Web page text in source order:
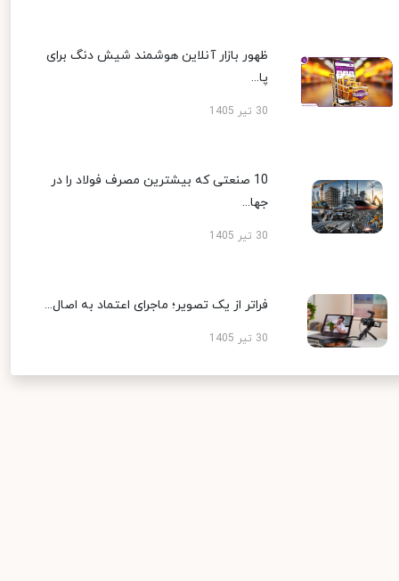
ظهور بازار آنلاین هوشمند شیش دنگ برای
پا...
30 تیر 1405
10 صنعتی که بیشترین مصرف فولاد را در
جها...
30 تیر 1405
فراتر از یک تصویر؛ ماجرای اعتماد به اصال...
30 تیر 1405